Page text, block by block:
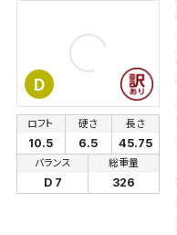
D
ロフト
10.5
硬さ
6.5
長さ
45.75
バランス
D 7
総重量
326